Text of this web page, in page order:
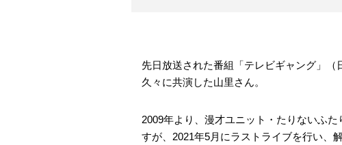
先日放送された番組「テレビギャング」
久々に共演した山里さん。
2009年より、漫才ユニット・たりないふ
すが、2021年5月にラストライブを行い、解